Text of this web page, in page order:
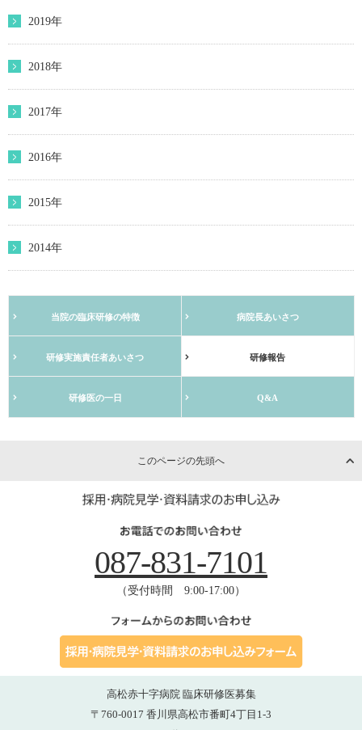
2019年
2018年
2017年
2016年
2015年
2014年
当院の臨床研修の特徴 病院長あいさつ
研修実施責任者あいさつ 研修報告
研修医の一日 Q&A
このページの先頭へ
087-831-7101
（受付時間 9:00-17:00）
高松赤十字病院 臨床研修医募集
〒760-0017 香川県高松市番町4丁目1-3